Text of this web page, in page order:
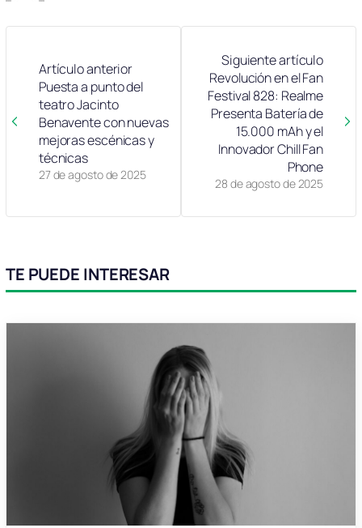
Artículo anterior
27 de agosto de 2025
Puesta a punto del
teatro Jacinto
Benavente con nuevas
mejoras escénicas y
técnicas
Siguiente artículo
28 de agosto de 2025
Revolución en el Fan
Festival 828: Realme
Presenta Batería de
15.000 mAh y el
Innovador Chill Fan
Phone
TE PUEDE INTERESAR